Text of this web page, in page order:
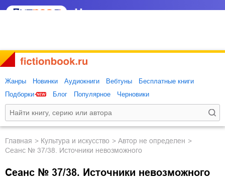
Жанры Новинки Аудиокниги Вебтуны
Бесплатные книги
Подборки
Блог Популярное Черновики
Главная культура и искусство
Автор не определен
Сеанс № 37/38. Источники невозможного
Сеанс № 37/38. Источники невозможного